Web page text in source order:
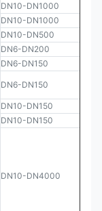
DN10-DN1000
DN10-DN1000
DN10-DN500
DN6-DN200
DN6-DN150
DN6-DN150
DN10-DN150
DN10-DN150
DN10-DN4000